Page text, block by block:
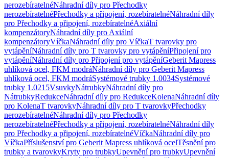
nerozebíratelnéNáhradní díly pro Přechodky
nerozebíratelnéPřechodky a připojení, rozebíratelnéNáhradní díly
pro Přechodky a připojení, rozebíratelnéAxiální
kompenzátoryNáhradní díly pro Axiální
kompenzátoryVíčkaNáhradní díly pro VíčkaT tvarovky pro
vytápěníNáhradní díly pro T tvarovky pro vytápěníPřipojení pro
vytápěníNáhradní díly pro Připojení pro vytápěníGeberit Mapress
uhlíková ocel, FKM modráNáhradní díly pro Geberit Mapress
uhlíková ocel, FKM modráSystémové trubky 1.0034Systémové
trubky 1.0215VsuvkyNátrubkyNáhradní díly pro
NátrubkyRedukceNáhradní díly pro RedukceKolenaNáhradní díly
pro KolenaT tvarovkyNáhradní díly pro T tvarovkyPřechodky
nerozebíratelnéNáhradní díly pro Přechodky
nerozebíratelnéPřechodky a připojení, rozebíratelnéNáhradní díly
pro Přechodky a připojení, rozebíratelnéVíčkaNáhradní díly pro
VíčkaPříslušenství pro Geberit Mapress uhlíková ocelTěsnění pro
trubky a tvarovkyKryty pro trubkyUpevnění pro trubkyUpevnění